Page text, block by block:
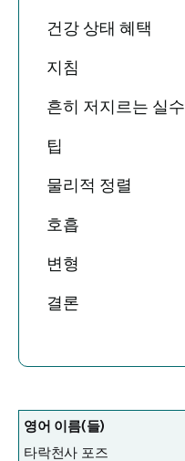
건강 상태 혜택
지침
흔히 저지르는 실수
팁
물리적 정렬
호흡
변형
결론
영어 이름(들)
타락천사 포즈